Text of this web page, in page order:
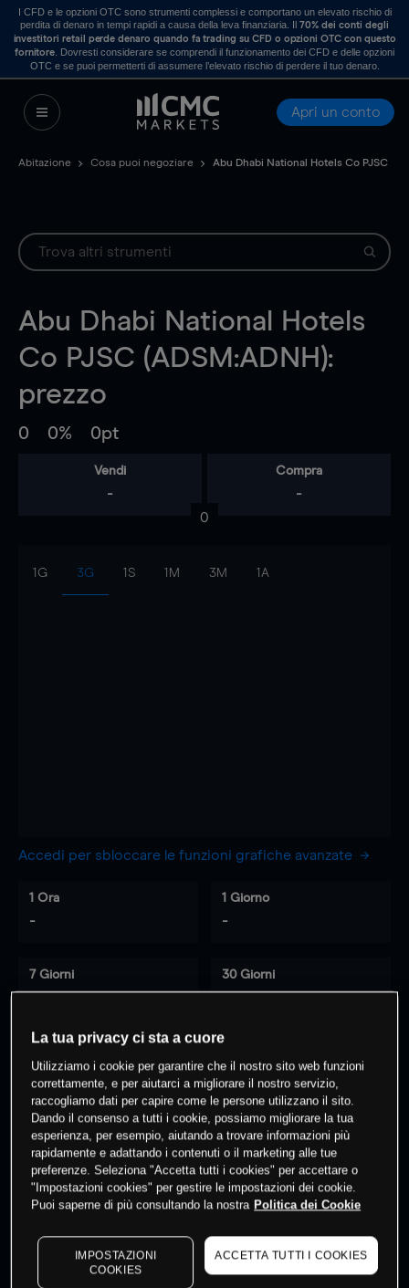
I CFD e le opzioni OTC sono strumenti complessi e comportano un elevato rischio di
perdita di denaro in tempi rapidi a causa della leva finanziaria. Il70% dei conti degli
investitori retail perde denaro quando fa trading su CFD o opzioni OTC con questo
fornitore . Dovresti considerare se comprendi il funzionamento dei CFD e delle opzioni
OTC e se puoi permetterti di assumere l’elevato rischio di perdere il tuo denaro.
Apri un conto
Abitazione Cosa puoi negoziare Abu Dhabi National Hotels Co PJSC
Abu Dhabi National Hotels
Co PJSC (ADSM:ADNH):
prezzo
0 0% 0pt
Vendi
-
Compra
-
0
1G 3G 1S 1M 3M 1A
Accedi per sbloccare le funzioni grafiche avanzate
1 Ora
-
1 Giorno
-
7 Giorni
-
30 Giorni
-
0% dei clienti hanno posizionisu
questo prodotto
Fai trading
I prezzi sono solo indicativi.
La tua privacy ci sta a cuore
Utilizziamo i cookie per garantire che il nostro sito web funzioni
correttamente, e per aiutarci a migliorare il nostro servizio,
raccogliamo dati per capire come le persone utilizzano il sito.
Dando il consenso a tutti i cookie, possiamo migliorare la tua
esperienza, per esempio, aiutando a trovare informazioni più
rapidamente e adattando i contenuti o il marketing alle tue
preferenze. Seleziona "Accetta tutti i cookies" per accettare o
"Impostazioni cookies" per gestire le impostazioni dei cookie.
Puoi saperne di più consultando la nostra Politica dei Cookie
IMPOSTAZIONI
COOKIES
ACCETTA TUTTI I COOKIES